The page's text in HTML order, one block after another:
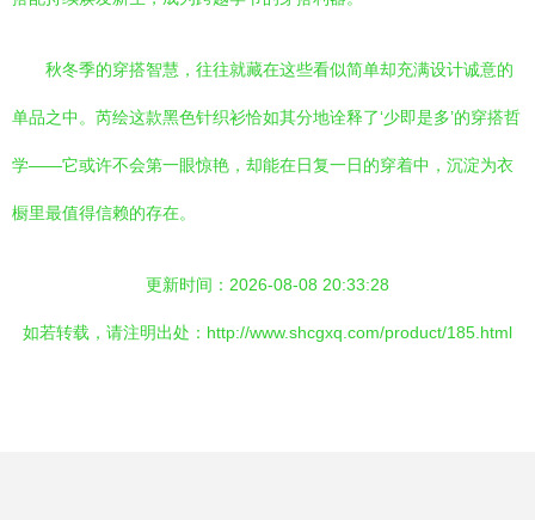
秋冬季的穿搭智慧，往往就藏在这些看似简单却充满设计诚意的
单品之中。芮绘这款黑色针织衫恰如其分地诠释了‘少即是多’的穿搭哲
学——它或许不会第一眼惊艳，却能在日复一日的穿着中，沉淀为衣
橱里最值得信赖的存在。
更新时间：2026-08-08 20:33:28
如若转载，请注明出处：http://www.shcgxq.com/product/185.html